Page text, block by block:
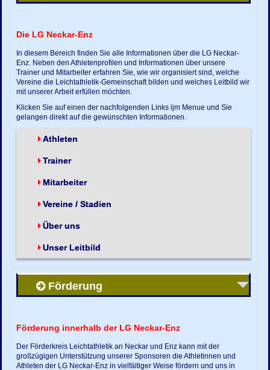
Die LG Neckar-Enz
In diesem Bereich finden Sie alle Informationen über die LG Neckar-
Enz. Neben den Athletenprofilen und Informationen über unsere
Trainer und Mitarbeiter erfahren Sie, wie wir organisiert sind, welche
Vereine die Leichtathletik-Gemeinschaft bilden und welches Leitbild wir
mit unserer Arbeit erfüllen möchten.
Klicken Sie auf einen der nachfolgenden Links ijm Menue und Sie
gelangen direkt auf die gewünschten Informationen.
Athleten
Trainer
Mitarbeiter
Vereine / Stadien
Über uns
Unser Leitbild
Förderung
Förderung innerhalb der LG Neckar-Enz
Der Förderkreis Leichtathletik an Neckar und Enz kann mit der
großzügigen Unterstützung unserer Sponsoren die Athletinnen und
Athleten der LG Neckar-Enz in vielfältiger Weise fördern und uns in